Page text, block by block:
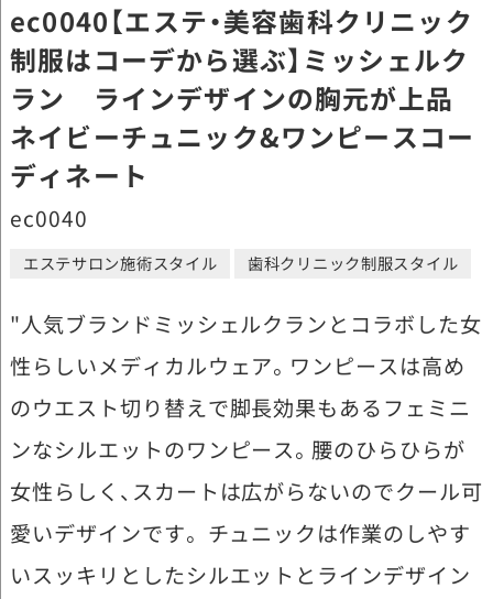
ec0040【エステ・美容歯科クリニック
制服はコーデから選ぶ】ミッシェルク
ラン ラインデザインの胸元が上品
ネイビーチュニック&ワンピースコー
ディネート
ec0040
エステサロン施術スタイル 歯科クリニック制服スタイル
"人気ブランドミッシェルクランとコラボした女
性らしいメディカルウェア。ワンピースは高め
のウエスト切り替えで脚長効果もあるフェミニ
ンなシルエットのワンピース。腰のひらひらが
女性らしく、スカートは広がらないのでクール可
愛いデザインです。 チュニックは作業のしやす
いスッキリとしたシルエットとラインデザイン